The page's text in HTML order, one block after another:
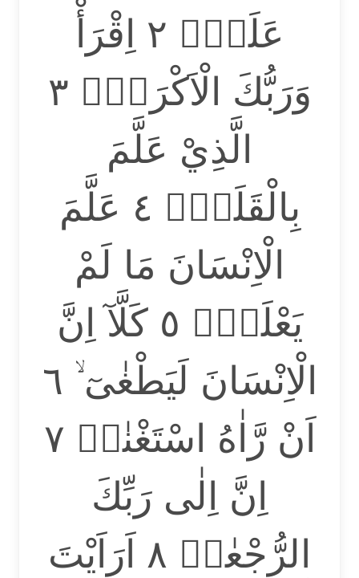
عَلَقٍۚ ٢ اِقْرَأْ
وَرَبُّكَ الْاَكْرَمُۙ ٣
الَّذِيْ عَلَّمَ
بِالْقَلَمِۙ ٤ عَلَّمَ
الْاِنْسَانَ مَا لَمْ
يَعْلَمْۗ ٥ كَلَّآ اِنَّ
الْاِنْسَانَ لَيَطْغٰىٓ ۙ ٦
اَنْ رَّاٰهُ اسْتَغْنٰىۗ ٧
اِنَّ اِلٰى رَبِّكَ
الرُّجْعٰىۗ ٨ اَرَاَيْتَ